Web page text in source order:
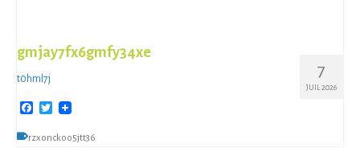
7
JUIL 2026
gmjay7fx6gmfy34xe
t0hml7j
Facebook
Twitter
rzxonckoo5jtt36